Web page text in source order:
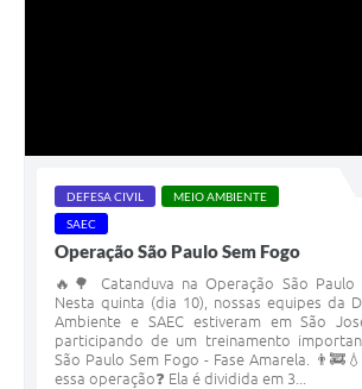
DEFESA CIVIL
MEIO AMBIENTE
SAEC
Operação São Paulo Sem Fogo
🔥🌳 Catanduva na Operação São
Nesta quinta (dia 10), nossas equipes da
Ambiente e SAEC estiveram em São
participando de um treinamento
São Paulo Sem Fogo - Fase Amarela.
essa operação❓ Ela é dividida em 3...